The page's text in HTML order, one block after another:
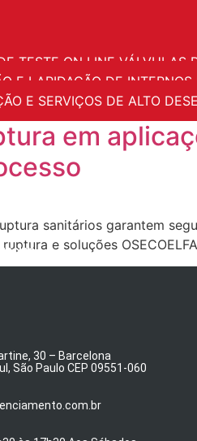
TESTE ON LINE
E LAPIDAÇÃO DE
E SERVIÇOS DE ALTO
ruptura
em
sanitários garantem
e soluções
30 – Barcelona
São Paulo CEP 09551-060